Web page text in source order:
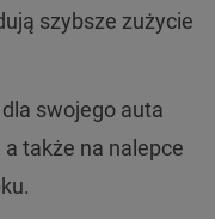
szybsze zużycie
swojego auta
także na nalepce